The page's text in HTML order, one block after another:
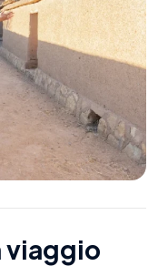
viaggio